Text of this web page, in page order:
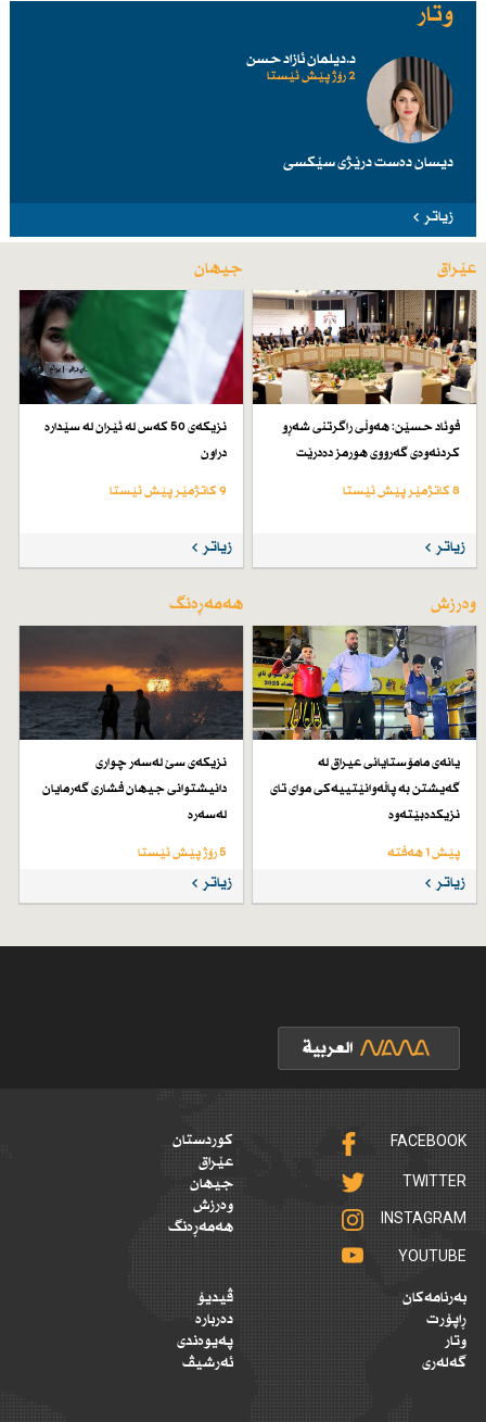
وتار
د.دیلمان ئازاد حسن
2 رۆژ پێش ئێستا
دیسان دەست درێژی سێكسی
زیاتر
عێراق
فوئاد حسێن: هەوڵی راگرتنی شەڕو
كردنەوەی گەرووی هورمز دەدرێت
8 کاتژمێر پێش ئێستا
زیاتر
جیهان
نزیكەی 50 كەس لە ئێران لە سێدارە
دراون
9 کاتژمێر پێش ئێستا
زیاتر
وەرزش
یانەی مامۆستایانی عیراق لە
گەیشتن بە پاڵەوانێتییەكی موای تای
نزیكدەبێتەوە
پێش 1 هەفتە
زیاتر
هەمەڕەنگ
نزیكەی سێ لەسەر چواری
دانیشتوانی جیهان فشاری گەرمایان
لەسەرە
5 رۆژ پێش ئێستا
زیاتر
FACEBOOK
TWITTER
INSTAGRAM
YOUTUBE
کوردستان
عێراق
جیهان
وەرزش
هەمەڕەنگ
بەرنامەکان
ڕاپۆرت
وتار
گەلەری
ڤیدیۆ
دەربارە
پەیوەندی
ئەرشیڤ